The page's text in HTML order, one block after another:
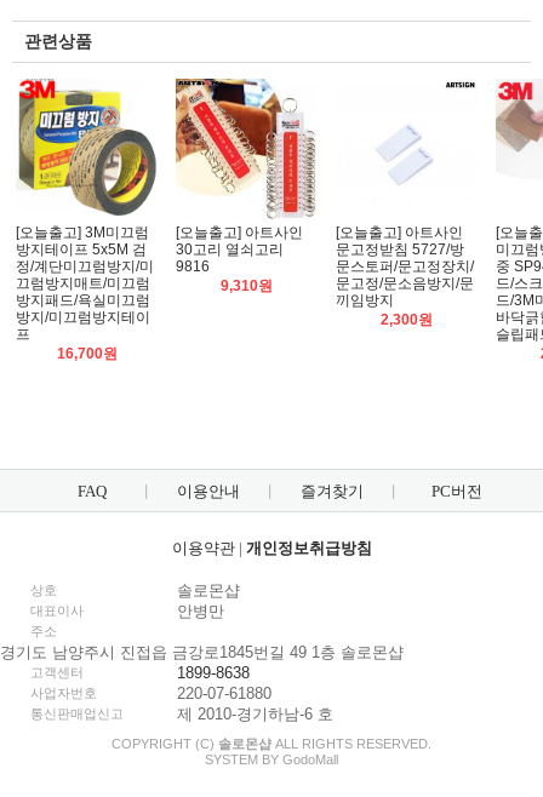
관련상품
[오늘출고] 3M미끄럼
방지테이프 5x5M 검
정/계단미끄럼방지/미
끄럼방지매트/미끄럼
방지패드/욕실미끄럼
방지/미끄럼방지테이
프
16,700원
[오늘출고] 아트사인
30고리 열쇠고리
9816
9,310원
[오늘출고] 아트사인
문고정받침 5727/방
문스토퍼/문고정장치/
문고정/문소음방지/문
끼임방지
2,300원
[오늘
미끄
중
드/스
드/3M
바닥
슬립패
FAQ 이용안내 즐겨찾기 PC버전
이용약관| 개인정보취급방침
상호 솔로몬샵
대표이사 안병만
주소
경기도 남양주시 진접읍 금강로1845번길 49 1층 솔로몬샵
고객센터 1899-8638
사업자번호 220-07-61880
통신판매업신고 제 2010-경기하남-6 호
COPYRIGHT (C) 솔로몬샵 ALL RIGHTS RESERVED.
SYSTEM BY GodoMall